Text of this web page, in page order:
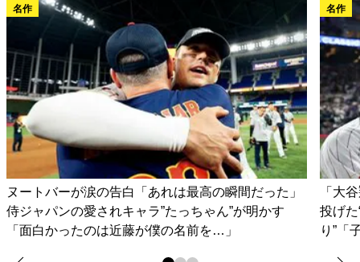
名作
ヌートバーが涙の告白「あれは最高の瞬間だった」
侍ジャパンの愛されキャラ”たっちゃん”が明かす
「面白かったのは近藤が僕の名前を…」
名作
「大
投げ
り”「